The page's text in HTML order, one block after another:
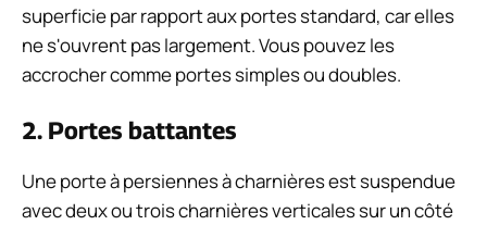
superficie par rapport aux portes standard, car elles
ne s'ouvrent pas largement. Vous pouvez les
accrocher comme portes simples ou doubles.
2. Portes battantes
Une porte à persiennes à charnières est suspendue
avec deux ou trois charnières verticales sur un côté